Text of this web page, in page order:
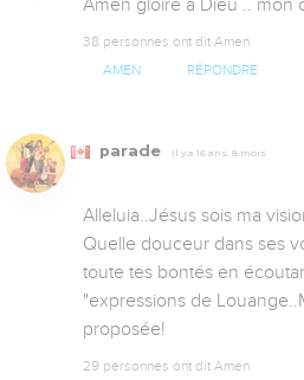
Amen gloire a Dieu .. mon
38 personnes ont dit Amen
AMEN RÉPONDRE
parade Il y a 16 ans, 8 mois
Alleluia..Jésus sois ma
Quelle douceur dans ses
toute tes bontés en
"expressions de
proposée!
29 personnes ont dit Amen